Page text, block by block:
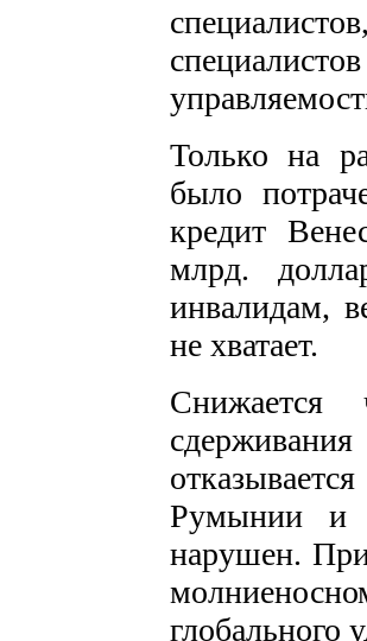
Только на
было
кредит
млрд.
инвалидам,
не хватает.
Снижается
Румынии и
нарушен.
глобального